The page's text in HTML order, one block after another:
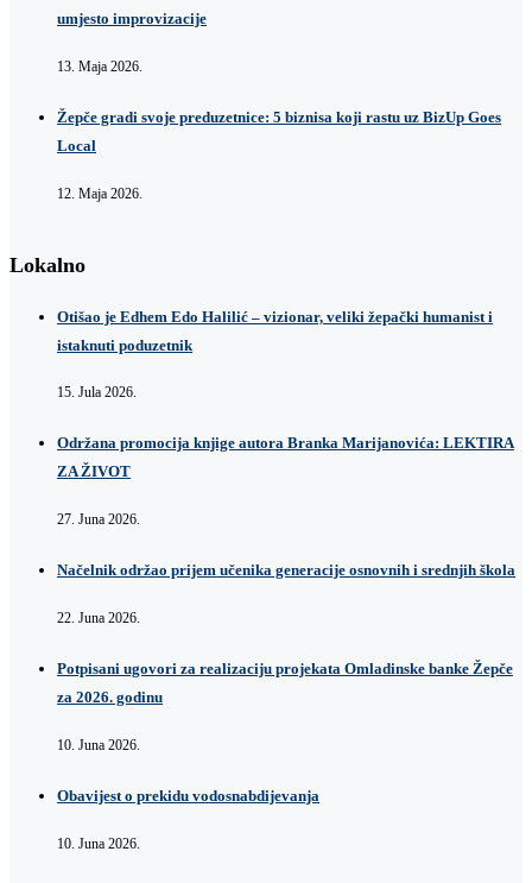
umjesto improvizacije
13. Maja 2026.
Žepče gradi svoje preduzetnice: 5 biznisa koji rastu uz BizUp Goes
Local
12. Maja 2026.
Lokalno
Otišao je Edhem Edo Halilić – vizionar, veliki žepački humanist i
istaknuti poduzetnik
15. Jula 2026.
Održana promocija knjige autora Branka Marijanovića: LEKTIRA
ZA ŽIVOT
27. Juna 2026.
Načelnik održao prijem učenika generacije osnovnih i srednjih škola
22. Juna 2026.
Potpisani ugovori za realizaciju projekata Omladinske banke Žepče
za 2026. godinu
10. Juna 2026.
Obavijest o prekidu vodosnabdijevanja
10. Juna 2026.